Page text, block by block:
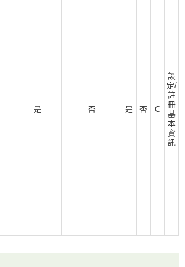
是 否 是 否 C
設
定/
註
冊
基
本
資
訊